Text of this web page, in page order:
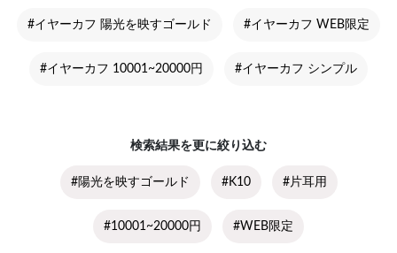
#イヤーカフ 陽光を映すゴールド #イヤーカフ WEB限定
#イヤーカフ 10001~20000円 #イヤーカフ シンプル
検索結果を更に絞り込む
#陽光を映すゴールド #K10 #片耳用
#10001~20000円 #WEB限定